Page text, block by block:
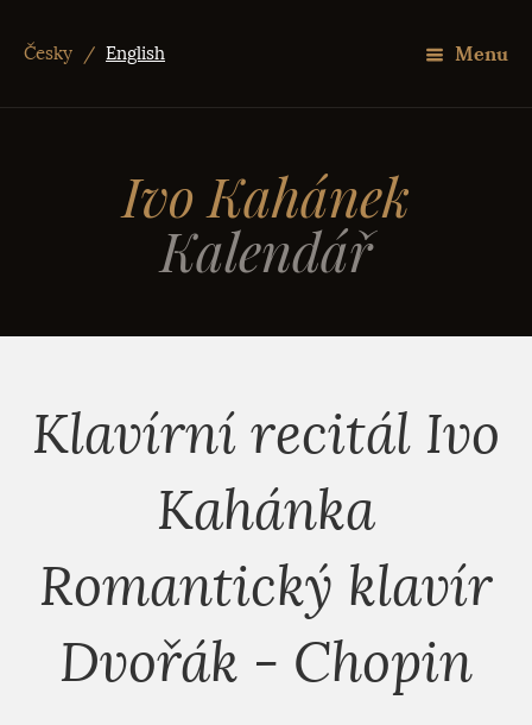
Menu
Česky / English
Ivo Kahánek
Kalendář
Klavírní recitál Ivo
Kahánka
Romantický klavír
Dvořák - Chopin